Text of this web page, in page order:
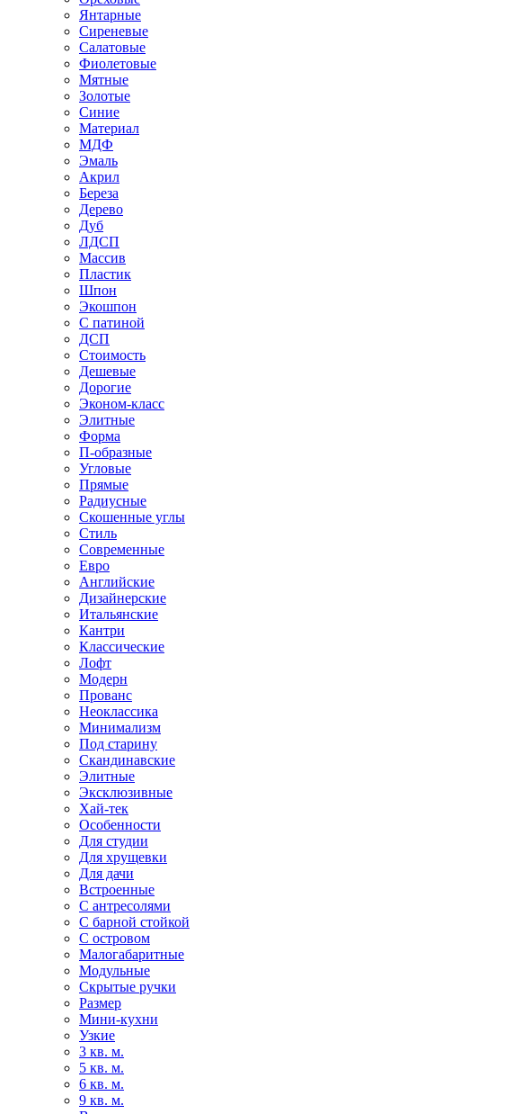
Янтарные
Сиреневые
Салатовые
Фиолетовые
Мятные
Золотые
Синие
Материал
МДФ
Эмаль
Акрил
Береза
Дерево
Дуб
ЛДСП
Массив
Пластик
Шпон
Экошпон
С патиной
ДСП
Стоимость
Дешевые
Дорогие
Эконом-класс
Элитные
Форма
П-образные
Угловые
Прямые
Радиусные
Скошенные углы
Стиль
Современные
Евро
Английские
Дизайнерские
Итальянские
Кантри
Классические
Лофт
Модерн
Прованс
Неоклассика
Минимализм
Под старину
Скандинавские
Элитные
Эксклюзивные
Хай-тек
Особенности
Для студии
Для хрущевки
Для дачи
Встроенные
С антресолями
С барной стойкой
С островом
Малогабаритные
Модульные
Скрытые ручки
Размер
Мини-кухни
Узкие
3 кв. м.
5 кв. м.
6 кв. м.
9 кв. м.